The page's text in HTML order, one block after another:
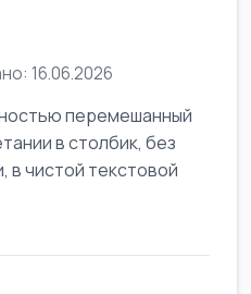
16.06.2026
перемешанный
в столбик, без
в чистой текстовой
производстве: